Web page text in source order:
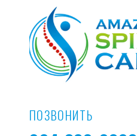
ПОЗВОНИТЬ